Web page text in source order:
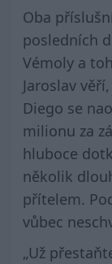
Oba
posledních
Vémoly a
Jaroslav
Diego se
milionu za
hluboce
několik
přítelem.
vůbec
„Už